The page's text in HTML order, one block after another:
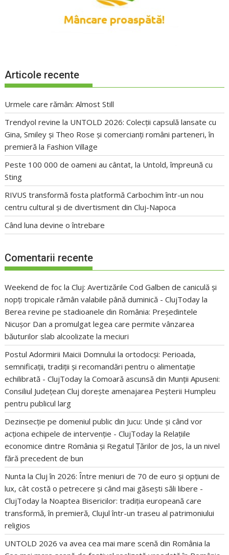
Articole recente
Urmele care rămân: Almost Still
Trendyol revine la UNTOLD 2026: Colecții capsulă lansate cu
Gina, Smiley și Theo Rose și comercianți români parteneri, în
premieră la Fashion Village
Peste 100 000 de oameni au cântat, la Untold, împreună cu
Sting
RIVUS transformă fosta platformă Carbochim într-un nou
centru cultural și de divertisment din Cluj-Napoca
Când luna devine o întrebare
Comentarii recente
Weekend de foc la Cluj: Avertizările Cod Galben de caniculă și
nopți tropicale rămân valabile până duminică - ClujToday la
Berea revine pe stadioanele din România: Președintele
Nicușor Dan a promulgat legea care permite vânzarea
băuturilor slab alcoolizate la meciuri
Postul Adormirii Maicii Domnului la ortodocși: Perioada,
semnificații, tradiții și recomandări pentru o alimentație
echilibrată - ClujToday laComoară ascunsă din Munții Apuseni:
Consiliul Județean Cluj dorește amenajarea Peșterii Humpleu
pentru publicul larg
Dezinsecție pe domeniul public din Jucu: Unde și când vor
acționa echipele de intervenție - ClujToday la Relațiile
economice dintre România și Regatul Țărilor de Jos, la un nivel
fără precedent de bun
Nunta la Cluj în 2026: Între meniuri de 70 de euro și opțiuni de
lux, cât costă o petrecere și când mai găsești săli libere -
ClujToday la Noaptea Bisericilor: tradiția europeană care
transformă, în premieră, Clujul într-un traseu al patrimoniului
religios
UNTOLD 2026 va avea cea mai mare scenă din România la